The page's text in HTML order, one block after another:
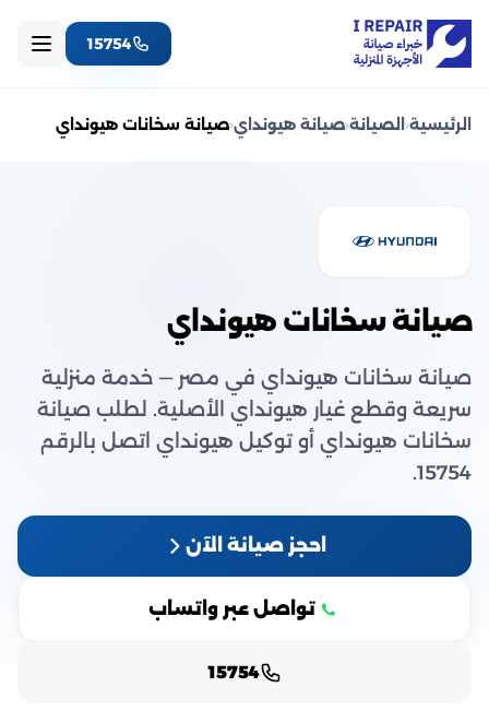
15754
الرئيسية‹ الصيانة‹صيانة هيونداي‹صيانة سخانات هيونداي
صيانة سخانات هيونداي
صيانة سخانات هيونداي في مصر — خدمة منزلية
سريعة وقطع غيار هيونداي الأصلية. لطلب صيانة
سخانات هيونداي أو توكيل هيونداي اتصل بالرقم
15754.
احجز صيانة الآن
تواصل عبر واتساب
15754